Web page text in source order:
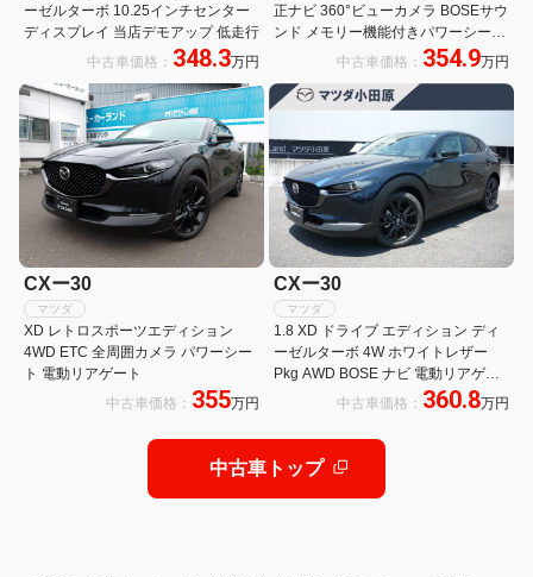
ーゼルターボ 10.25インチセンター
ディスプレイ 当店デモアップ 低走行
中古車価格： 348.3万円
正ナビ 360°ビューカメラ BOSEサウ
ンド メモリー機能付きパワーシート
シートヒーター ステアリングヒータ
ルセグTV 衝突被害軽減装置 クルコ
中古車価格： 354.9万円
CXー30
マツダ
XD レトロスポーツエディション
4WD ETC 全周囲カメラ パワーシー
ト 電動リアゲート
中古車価格： 355万円
CXー30
マツダ
1.8 XD ドライブ エディション ディ
ーゼルターボ 4W ホワイトレザー
Pkg AWD BOSE ナビ 電動リアゲー
ト LEDヘッドランプ 衝突被害軽減シ
革シート 全周囲カメラ ETC アルミ
ホイール クリアランスソナー
中古車価格： 360.8万円
中古車トップ